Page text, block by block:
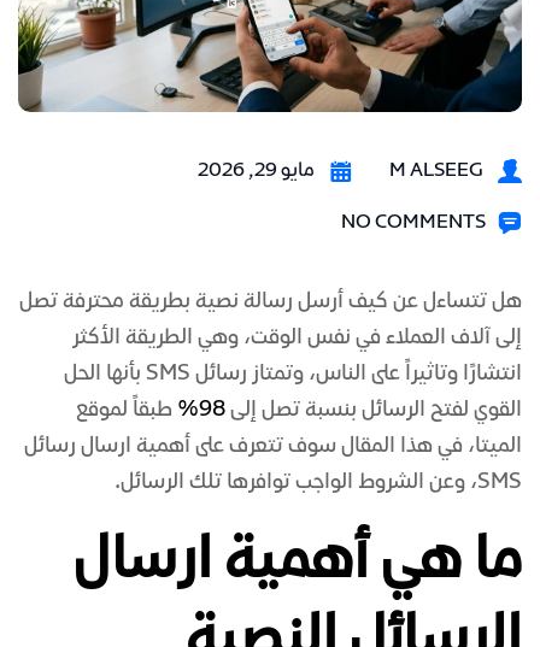
M ALSEEG مايو 29, 2026
NO COMMENTS
هل تتساءل عن كيف أرسل رسالة نصية بطريقة محترفة تصل
إلى آلاف العملاء في نفس الوقت، وهي الطريقة الأكثر
انتشارًا وتاثيراً على الناس، وتمتاز رسائل SMS بأنها الحل
القوي لفتح الرسائل بنسبة تصل إلى98%
طبقاً لموقع
الميتا، في هذا المقال سوف تتعرف على أهمية ارسال رسائل
SMS، وعن الشروط الواجب توافرها تلك الرسائل.
ما هي أهمية ارسال